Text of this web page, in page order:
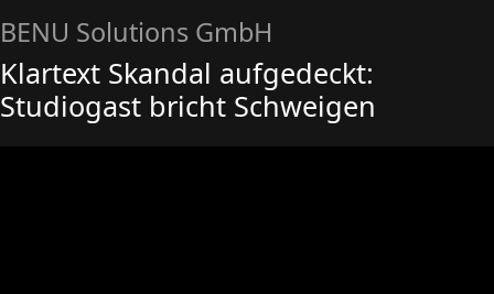
BENU Solutions GmbH
Klartext Skandal aufgedeckt:
Studiogast bricht Schweigen